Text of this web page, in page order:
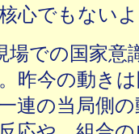
心でもない
場での国家意
昨今の動き
連の当局側